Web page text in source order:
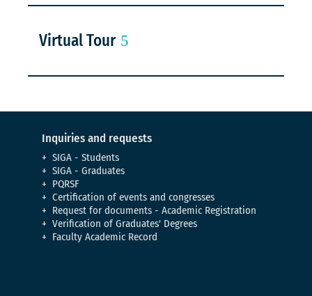
Virtual Tour
Inquiries and requests
SIGA - Students
SIGA - Graduates
PQRSF
Certification of events and congresses
Request for documents - Academic Registration
Verification of Graduates' Degrees
Faculty Academic Record